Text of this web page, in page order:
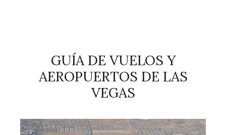
GUÍA DE VUELOS Y
AEROPUERTOS DE LAS
VEGAS